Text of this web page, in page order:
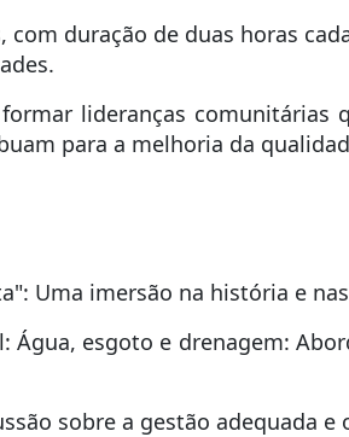
duração de duas horas
lideranças
para a melhoria da
Uma imersão na história e
Água, esgoto e drenagem:
sobre a gestão adequada